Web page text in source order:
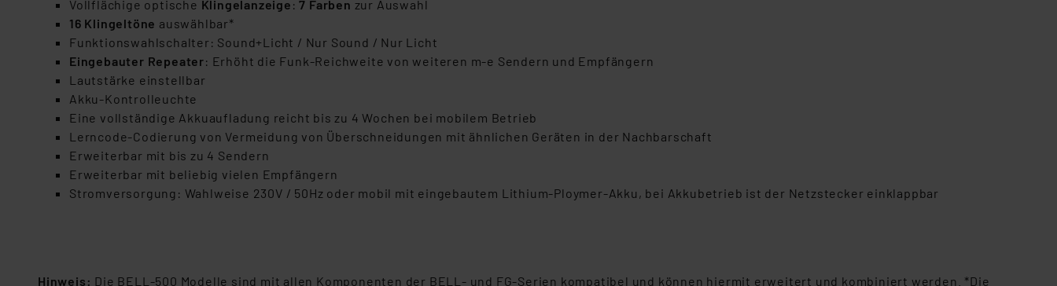
Vollflächige optische Klingelanzeige :7 Farben zur Auswahl
16 Klingeltöne auswählbar*
Funktionswahlschalter: Sound+Licht / Nur Sound / Nur Licht
Eingebauter Repeater: Erhöht die Funk-Reichweite von weiteren m-e Sendern und Empfängern
Lautstärke einstellbar
Akku-Kontrolleuchte
Eine vollständige Akkuaufladung reicht bis zu 4 Wochen bei mobilem Betrieb
Lerncode-Codierung von Vermeidung von Überschneidungen mit ähnlichen Geräten in der Nachbarschaft
Erweiterbar mit bis zu 4 Sendern
Erweiterbar mit beliebig vielen Empfängern
Stromversorgung: Wahlweise 230V / 50Hz oder mobil mit eingebautem Lithium-Ploymer-Akku, bei Akkubetrieb ist der Netzstecker einklappbar
Hinweis: Die BELL-500 Modelle sind mit allen Komponenten der BELL- und FG-Serien kompatibel und können hiermit erweitert und kombiniert werden. *Die